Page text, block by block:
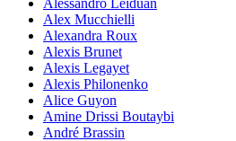
Alessandro Leiduan
Alex Mucchielli
Alexandra Roux
Alexis Brunet
Alexis Legayet
Alexis Philonenko
Alice Guyon
Amine Drissi Boutaybi
André Brassin